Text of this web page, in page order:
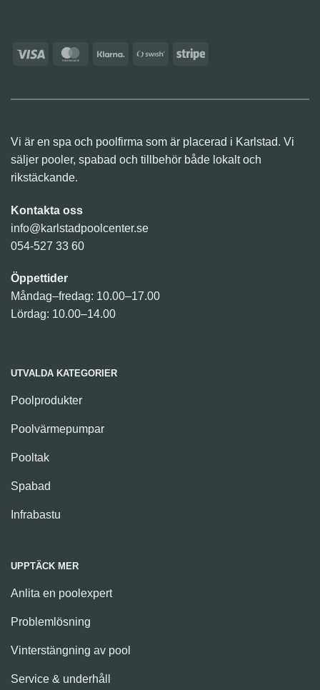
Visa MasterCardKlarna Swish
Stripe
Vi är en spa och poolfirma som är placerad i Karlstad. Vi
säljer pooler, spabad och tillbehör både lokalt och
rikstäckande.
Kontakta oss
info@karlstadpoolcenter.se
054-527 33 60
Öppettider
Måndag–fredag: 10.00–17.00
Lördag: 10.00–14.00
UTVALDA KATEGORIER
Poolprodukter
Poolvärmepumpar
Pooltak
Spabad
Infrabastu
UPPTÄCK MER
Anlita en poolexpert
Problemlösning
Vinterstängning av pool
Service & underhåll